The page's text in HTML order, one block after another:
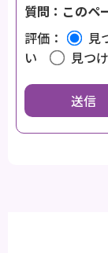
質問：このペ
評価：
見
い
見つ